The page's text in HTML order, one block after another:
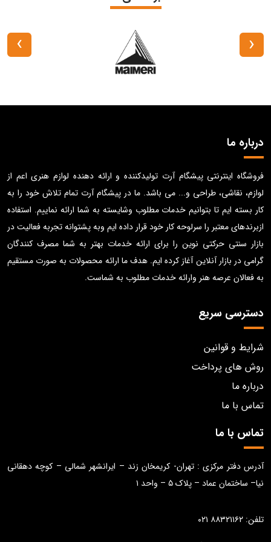
‹
›
درباره ما
فروشگاه اینترنتی پیشگام آرت تولیدکننده و ارائه دهنده لوازم هنری اعم از
لوازم، نقاشی، طراحی و... می باشد. ما در پیشگام آرت تمام تلاش خود را به
کار بسته ایم تا بتوانیم خدمات مطلوب وشایسته به شما ارائه نماییم. استفاده
ازبرندهای معتبر را سرلوحه کار خود قرار داده ایم وبه پشتوانه تجربه فعالیت در
بازار سنتی حرکتی نوین را برای ارائه خدمات بهتر به شما مصرف کنندگان
گرامی در بازار آنلاین آغاز کرده ایم. هدف ما ارائه محصولات به صورت مستقیم
به فعالان عرصه هنر وارائه خدمات مطلوب به شماست.
دسترسی سریع
شرایط و قوانین
روش های پرداخت
درباره ما
تماس با ما
تماس با ما
آدرس دفتر مرکزی : تهران- کریمخان زند – ایرانشهر شمالی – کوچه دهقانی
نیا– ساختمان عماد – پلاک ۵ – واحد ۱
تلفن: ۸۸۳۲۱۱۶۲ ۰۲۱